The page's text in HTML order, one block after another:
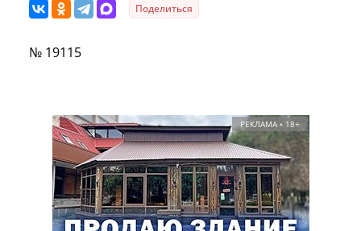
Поделиться
№ 19115
РЕКЛАМА • 18+